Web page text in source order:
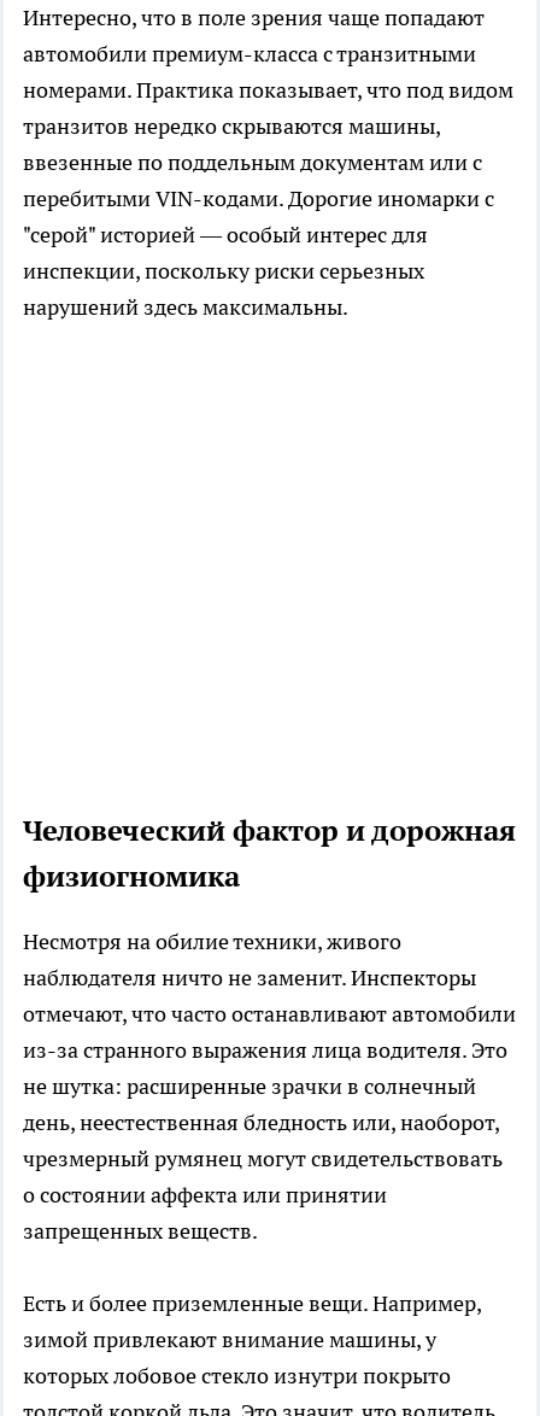
Интересно, что в поле зрения чаще попадают
автомобили премиум-класса с транзитными
номерами. Практика показывает, что под видом
транзитов нередко скрываются машины,
ввезенные по поддельным документам или с
перебитыми VIN-кодами. Дорогие иномарки с
"серой" историей — особый интерес для
инспекции, поскольку риски серьезных
нарушений здесь максимальны.
Человеческий фактор и дорожная
физиогномика
Несмотря на обилие техники, живого
наблюдателя ничто не заменит. Инспекторы
отмечают, что часто останавливают автомобили
из-за странного выражения лица водителя. Это
не шутка: расширенные зрачки в солнечный
день, неестественная бледность или, наоборот,
чрезмерный румянец могут свидетельствовать
о состоянии аффекта или принятии
запрещенных веществ.
Есть и более приземленные вещи. Например,
зимой привлекают внимание машины, у
которых лобовое стекло изнутри покрыто